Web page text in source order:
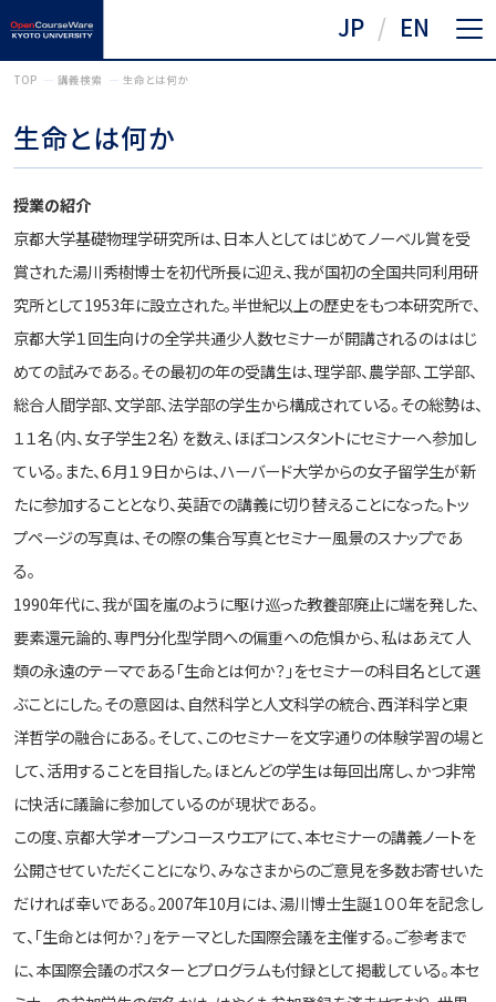
JP EN
TOP 講義検索 生命とは何か
生命とは何か
授業の紹介
京都大学基礎物理学研究所は、日本人としてはじめてノーベル賞を受
賞された湯川秀樹博士を初代所長に迎え、我が国初の全国共同利用研
究所として1953年に設立された。半世紀以上の歴史をもつ本研究所で、
京都大学１回生向けの全学共通少人数セミナーが開講されるのははじ
めての試みである。その最初の年の受講生は、理学部、農学部、工学部、
総合人間学部、文学部、法学部の学生から構成されている。その総勢は、
１１名（内、女子学生２名）を数え、ほぼコンスタントにセミナーへ参加し
ている。また、６月１９日からは、ハーバード大学からの女子留学生が新
たに参加することとなり、英語での講義に切り替えることになった。トッ
プページの写真は、その際の集合写真とセミナー風景のスナップであ
る。
1990年代に、我が国を嵐のように駆け巡った教養部廃止に端を発した、
要素還元論的、専門分化型学問への偏重への危惧から、私はあえて人
類の永遠のテーマである「生命とは何か？」をセミナーの科目名として選
ぶことにした。その意図は、自然科学と人文科学の統合、西洋科学と東
洋哲学の融合にある。そして、このセミナーを文字通りの体験学習の場と
して、活用することを目指した。ほとんどの学生は毎回出席し、かつ非常
に快活に議論に参加しているのが現状である。
この度、京都大学オープンコースウエアにて、本セミナーの講義ノートを
公開させていただくことになり、みなさまからのご意見を多数お寄せいた
だければ幸いである。2007年10月には、湯川博士生誕１００年を記念し
て、「生命とは何か？」をテーマとした国際会議を主催する。ご参考まで
に、本国際会議のポスターとプログラムも付録として掲載している。本セ